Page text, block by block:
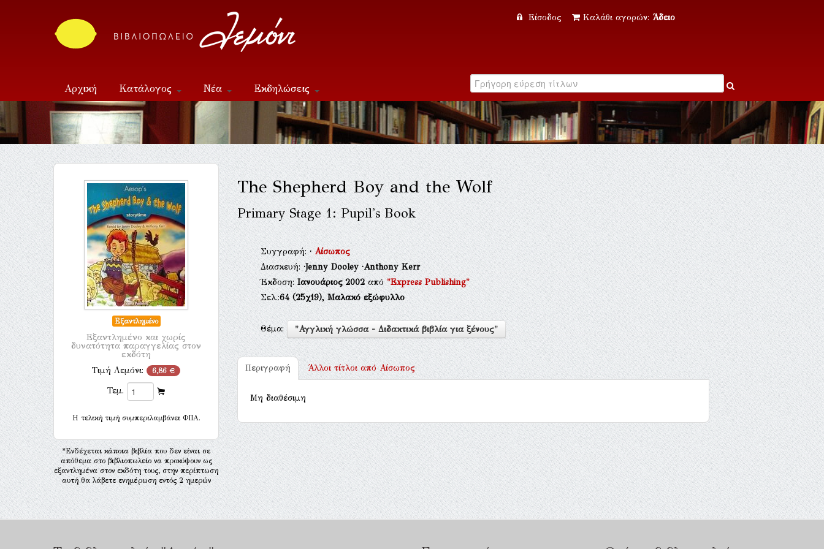
Είσοδος Καλάθι αγορών: Άδειο
Αρχική Κατάλογος Νέα Εκδηλώσεις
Επικοινωνία
Εξαντλημένο
Εξαντλημένο και χωρίς
δυνατότητα παραγγελίας στον
εκδότη
Τιμή Λεμόνι: 6,86 €
Τεμ.
H τελική τιμή συμπεριλαμβάνει ΦΠΑ.
*Ενδέχεται κάποια βιβλία που δεν είναι σε
απόθεμα στο βιβλιοπωλείο να προκύψουν ως
εξαντλημένα στον εκδότη τους, στην περίπτωση
αυτή θα λάβετε ενημέρωση εντός 2 ημερών
The Shepherd Boy and the Wolf
Primary Stage 1: Pupil's Book
Συγγραφή:·Αίσωπος
Διασκευή:·Jenny Dooley·Anthony Kerr
Έκδοση:Ιανουάριος 2002από"Express Publishing"
Σελ.:64(25χ19), Μαλακό εξώφυλλο
Θέμα: "Αγγλική γλώσσα - Διδακτικά βιβλία για ξένους"
Περιγραφή Άλλοι τίτλοι απόΑίσωπος
Μη διαθέσιμη